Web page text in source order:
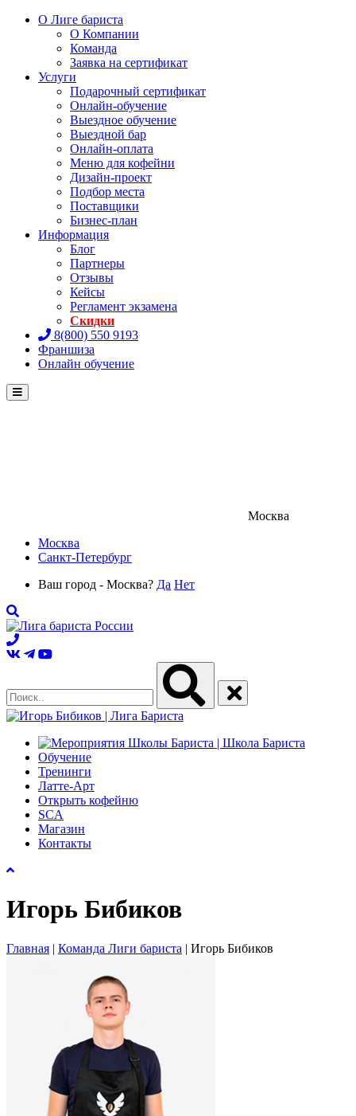
О Лиге бариста
О Компании
Команда
Заявка на сертификат
Услуги
Подарочный сертификат
Онлайн-обучение
Выездное обучение
Выездной бар
Онлайн-оплата
Меню для кофейни
Дизайн-проект
Подбор места
Поставщики
Бизнес-план
Информация
Блог
Партнеры
Отзывы
Кейсы
Регламент экзамена
Скидки
8(800) 550 9193
Франшиза
Онлайн обучение
Menu
Москва
Москва
Санкт-Петербург
Ваш город - Москва? Да Нет
Обучение
Тренинги
Латте-Арт
Открыть кофейню
SCA
Магазин
Контакты
Игорь Бибиков
Главная | Команда Лиги бариста | Игорь Бибиков